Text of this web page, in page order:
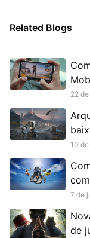
Related Blogs
22
10
7 de
de